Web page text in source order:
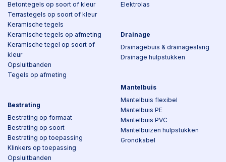
Betontegels op soort of kleur
Terrastegels op soort of kleur
Keramische tegels
Keramische tegels op afmeting
Keramische tegel op soort of
kleur
Opsluitbanden
Tegels op afmeting
Bestrating
Bestrating op formaat
Bestrating op soort
Bestrating op toepassing
Klinkers op toepassing
Opsluitbanden
Elektrolas
Drainage
Drainagebuis & drainageslang
Drainage hulpstukken
Mantelbuis
Mantelbuis flexibel
Mantelbuis PE
Mantelbuis PVC
Mantelbuizen hulpstukken
Grondkabel